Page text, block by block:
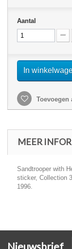
Aantal
In
Toevoegen
MEER
Sandtrooper with
sticker, Collection
1996.
Nieuwsbrief